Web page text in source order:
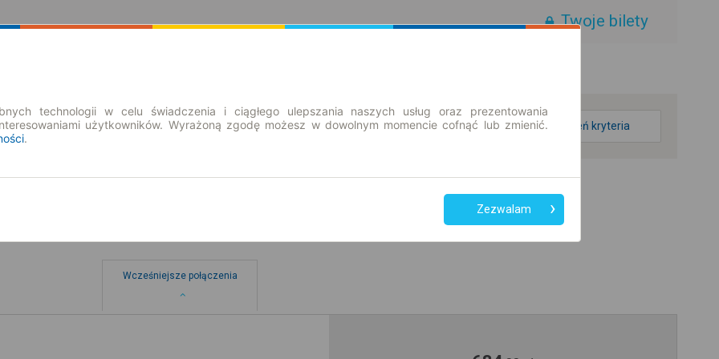
Twoje bilety
zmień kryteria
Wcześniejsze połączenia
technologii w celu świadczenia i ciągłego ulepszania naszych usług oraz prezentowania
użytkowników. Wyrażoną zgodę możesz w dowolnym momencie cofnąć lub zmienić.
.
Zezwalam